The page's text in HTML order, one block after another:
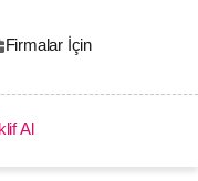
Firmalar İçin
Al